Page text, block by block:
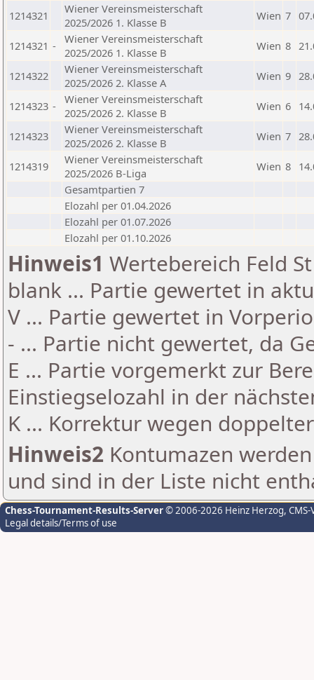
1214321
Wiener Vereinsmeisterschaft
2025/2026 1. Klasse B
Wien 7
1214321 -
Wiener Vereinsmeisterschaft
2025/2026 1. Klasse B
Wien 8
1214322
Wiener Vereinsmeisterschaft
2025/2026 2. Klasse A
Wien 9
1214323 -
Wiener Vereinsmeisterschaft
2025/2026 2. Klasse B
Wien 6
1214323
Wiener Vereinsmeisterschaft
2025/2026 2. Klasse B
Wien 7
1214319
Wiener Vereinsmeisterschaft
2025/2026 B-Liga
Wien 8
Gesamtpartien 7
Elozahl per 01.04.2026
Elozahl per 01.07.2026
Elozahl per 01.10.2026
Hinweis1 Wertebereich Feld
blank ... Partie gewertet in
V ... Partie gewertet in
- ... Partie nicht gewertet, da
E ... Partie vorgemerkt zur
Einstiegselozahl in der
K ... Korrektur wegen
Hinweis2 Kontumazen
und sind in der Liste nicht
Chess-Tournament-Results-Server© 2006-2026 Heinz Herzog,
Legal details/Terms of use